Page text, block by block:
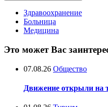
Здравоохранение
Больница
Медицина
Это может Вас
07.08.26 Общество
Движение открыли на